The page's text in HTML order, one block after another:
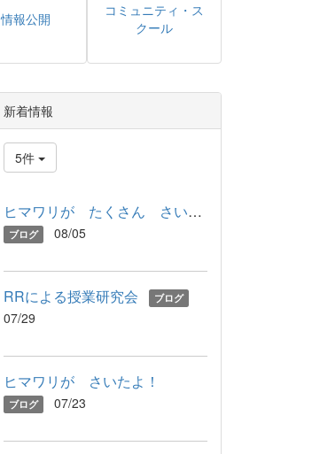
情報公開
コミュニティ・ス
クール
新着情報
5件
ヒマワリが たくさん さいたよ！
ブログ 08/05
RRによる授業研究会 ブログ
07/29
ヒマワリが さいたよ！
ブログ 07/23